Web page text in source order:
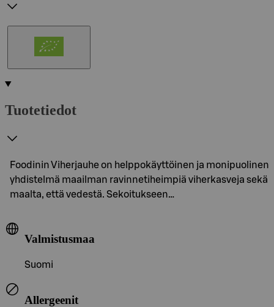
Tuotetiedot
Foodinin Viherjauhe on helppokäyttöinen ja monipuolinen
yhdistelmä maailman ravinnetiheimpiä viherkasveja sekä
maalta, että vedestä. Sekoitukseen…
Valmistusmaa
Suomi
Allergeenit